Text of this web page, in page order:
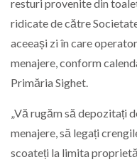
resturi provenite din
ridicate de către
aceeași zi în care
menajere, conform
Primăria Sighet.
„Vă rugăm să depozitați
menajere, să legați
scoateți la limita